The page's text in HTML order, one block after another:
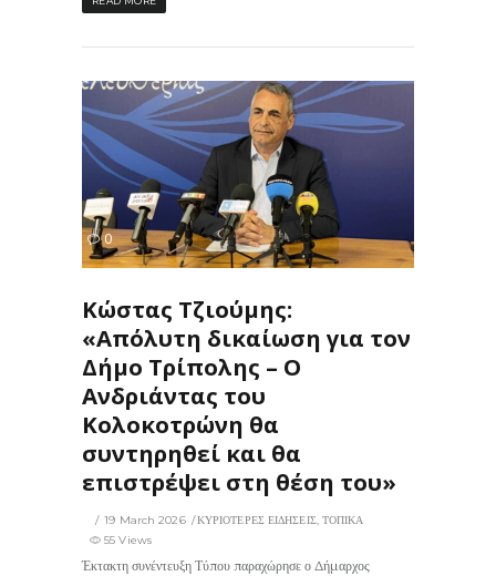
0
Κώστας Τζιούμης:
«Απόλυτη δικαίωση για τον
Δήμο Τρίπολης – Ο
Ανδριάντας του
Κολοκοτρώνη θα
συντηρηθεί και θα
επιστρέψει στη θέση του»
19 March 2026 ΚΥΡΙΟΤΕΡΕΣ ΕΙΔΗΣΕΙΣ, ΤΟΠΙΚΑ
55 Views
Έκτακτη συνέντευξη Τύπου παραχώρησε ο Δήμαρχος